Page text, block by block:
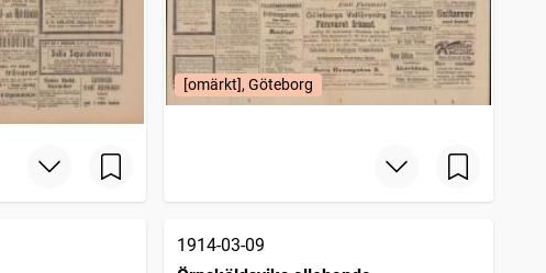
[omärkt], Göteborg
1914-03-09